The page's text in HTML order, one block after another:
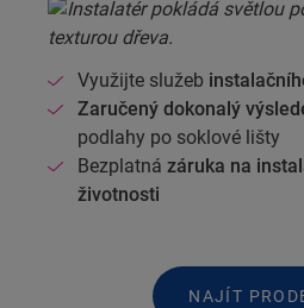
Využijte služeb
Zaručený dokonalý
podlahy po soklové lišty
Bezplatná záruka na
životnosti
NAJÍT